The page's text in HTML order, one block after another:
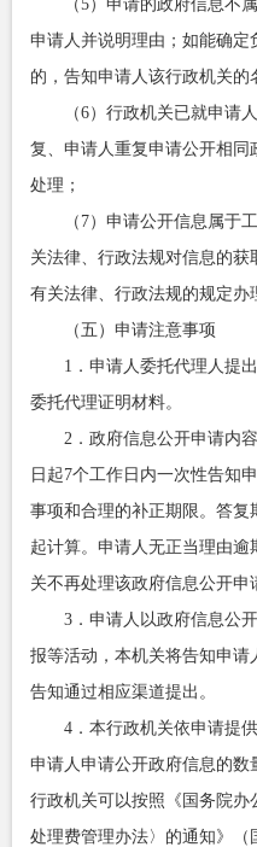
（5）申请的政府信息不
申请人并说明理由；如能确
的，告知申请人该行政机关的
（6）行政机关已就申请
复、申请人重复申请公开相同
处理；
（7）申请公开信息属于
关法律、行政法规对信息的
有关法律、行政法规的规定办
（五）申请注意事项
1．申请人委托代理人提
委托代理证明材料。
2．政府信息公开申请内
日起7个工作日内一次性告知
事项和合理的补正期限。答复
起计算。申请人无正当理由
关不再处理该政府信息公开申
3．申请人以政府信息公
报等活动，本机关将告知申
告知通过相应渠道提出。
4．本行政机关依申请提
申请人申请公开政府信息的
行政机关可以按照《国务院办
处理费管理办法〉的通知》（